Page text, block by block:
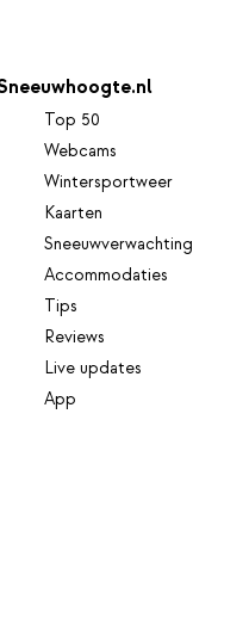
Top 50
Webcams
Wintersportweer
Kaarten
Sneeuwverwachting
Accommodaties
Tips
Reviews
Live updates
App